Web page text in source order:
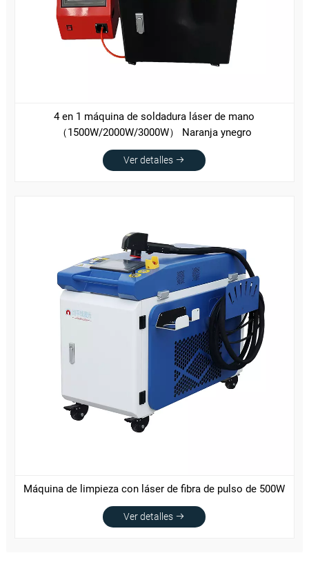
4 en 1 máquina de soldadura láser de mano
（1500W/2000W/3000W） Naranja ynegro
Ver detalles
Máquina de limpieza con láser de fibra de pulso de 500W
Ver detalles